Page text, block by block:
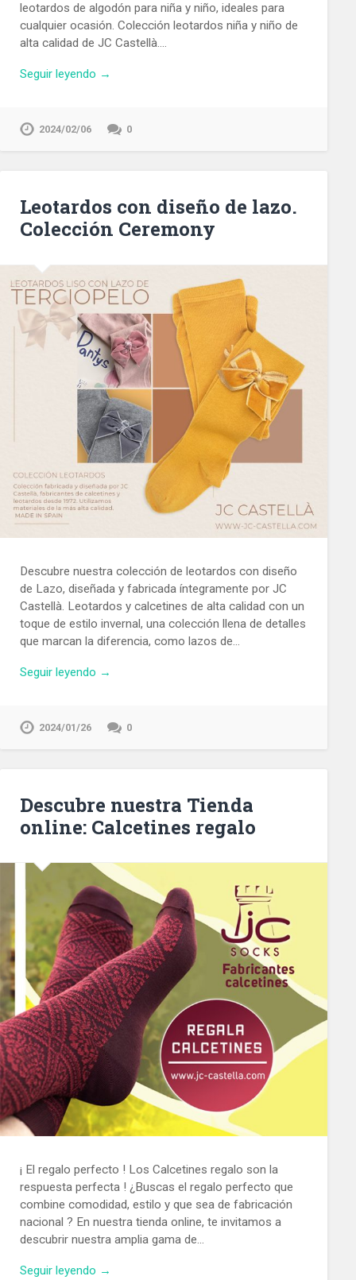
leotardos de algodón para niña y niño, ideales para
cualquier ocasión. Colección leotardos niña y niño de
alta calidad de JC Castellà….
Seguir leyendo →
2024/02/06 0
Leotardos con diseño de lazo.
Colección Ceremony
Descubre nuestra colección de leotardos con diseño
de Lazo, diseñada y fabricada íntegramente por JC
Castellà. Leotardos y calcetines de alta calidad con un
toque de estilo invernal, una colección llena de detalles
que marcan la diferencia, como lazos de…
Seguir leyendo →
2024/01/26 0
Descubre nuestra Tienda
online: Calcetines regalo
¡ El regalo perfecto ! Los Calcetines regalo son la
respuesta perfecta ! ¿Buscas el regalo perfecto que
combine comodidad, estilo y que sea de fabricación
nacional ? En nuestra tienda online, te invitamos a
descubrir nuestra amplia gama de…
Seguir leyendo →